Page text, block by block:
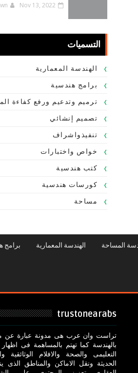
Nov 13, 2022
التسميات
الهندسة المعمارية
برامج هندسية
ترميم وتدعيم ورفع كفاءة
تصميم إنشائي
تنفيذواشراف
خواص واختبارات
كتب هندسية
كورسات هندسية
مساحة
المساحة الهندسة المعمارية برامج
trustonearabs
تراست وان عرب هى مدونة عبارة عن
بالهندسة كما تهتم بالمساهمة فى
التعليمى والصحة والافلام الوثائقية
الحديثة ونقل الاماكن والمناطق الذى